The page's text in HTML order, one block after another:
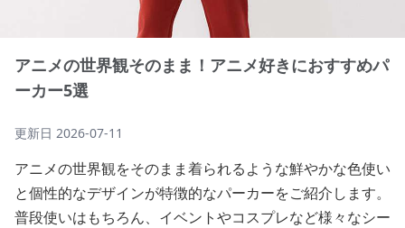
アニメの世界観そのまま！アニメ好きにおすすめパ
ーカー5選
更新日 2026-07-11
アニメの世界観をそのまま着られるような鮮やかな色使い
と個性的なデザインが特徴的なパーカーをご紹介します。
普段使いはもちろん、イベントやコスプレなど様々なシー